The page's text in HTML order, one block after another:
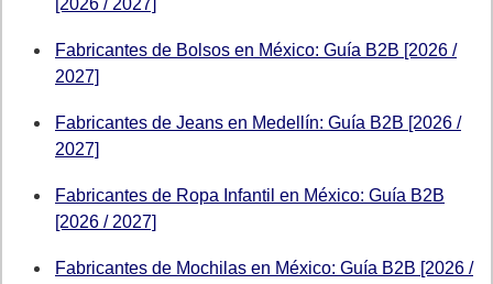
[2026 / 2027]
Fabricantes de Bolsos en México: Guía B2B [2026 /
2027]
Fabricantes de Jeans en Medellín: Guía B2B [2026 /
2027]
Fabricantes de Ropa Infantil en México: Guía B2B
[2026 / 2027]
Fabricantes de Mochilas en México: Guía B2B [2026 /